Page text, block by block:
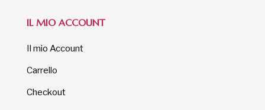
IL MIO ACCOUNT
Il mio Account
Carrello
Checkout